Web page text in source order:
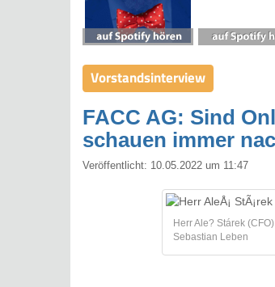
Vorstandsinterview
FACC AG: Sind
schauen immer
Veröffentlicht: 10.05.2022 um 11:47
Herr Ale? Stárek
Sebastian Leben